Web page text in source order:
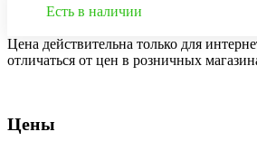
Есть в наличии
Цена действительна только для
отличаться от цен в розничных
Цены